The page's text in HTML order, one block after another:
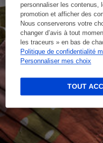
personnaliser les contenus,
promotion et afficher des
Nous conserverons votre
changer d’avis à tout
les traceurs » en bas de
Politique de confidentialité
Personnaliser mes choix
TOUT